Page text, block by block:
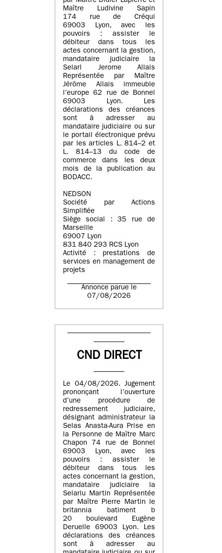
Maître Ludivine Sapin
174 rue de Créqui
69003 Lyon, avec les
pouvoirs : assister le
débiteur dans tous les
actes concernant la gestion,
mandataire judiciaire la
Selarl Jerome Allais
Représentée par Maître
Jérôme Allais immeuble
l’europe 62 rue de Bonnel
69003 Lyon. Les
déclarations des créances
sont à adresser au
mandataire judiciaire ou sur
le portail électronique prévu
par les articles L. 814–2 et
L. 814–13 du code de
commerce dans les deux
mois de la publication au
BODACC.
NEDSON
Société par Actions
Simplifiée
Siège social : 35 rue de
Marseille
69007 Lyon
831 840 293 RCS Lyon
Activité : prestations de
services en management de
projets
Annonce parue le
07/08/2026
CND DIRECT
Le 04/08/2026. Jugement
prononçant l’ouverture
d’une procédure de
redressement judiciaire,
désignant administrateur la
Selas Anasta-Aura Prise en
la Personne de Maître Marc
Chapon 74 rue de Bonnel
69003 Lyon, avec les
pouvoirs : assister le
débiteur dans tous les
actes concernant la gestion,
mandataire judiciaire la
Selarlu Martin Représentée
par Maître Pierre Martin le
britannia batiment b
20 boulevard Eugène
Deruelle 69003 Lyon. Les
déclarations des créances
sont à adresser au